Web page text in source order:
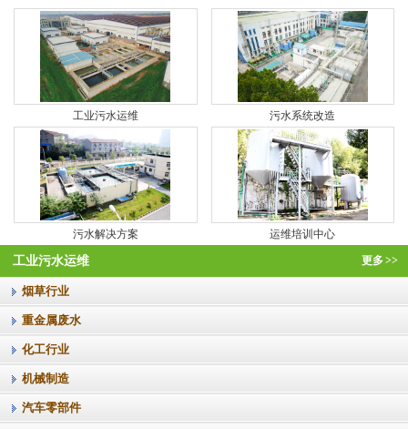
工业污水运维 污水系统改造
污水解决方案 运维培训中心
更多>>
工业污水运维
烟草行业
重金属废水
化工行业
机械制造
汽车零部件